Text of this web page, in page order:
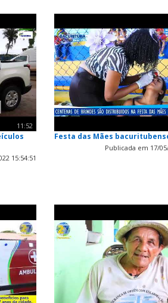
11:52
15:54:51
Festa das Mães
Publicada em 17/